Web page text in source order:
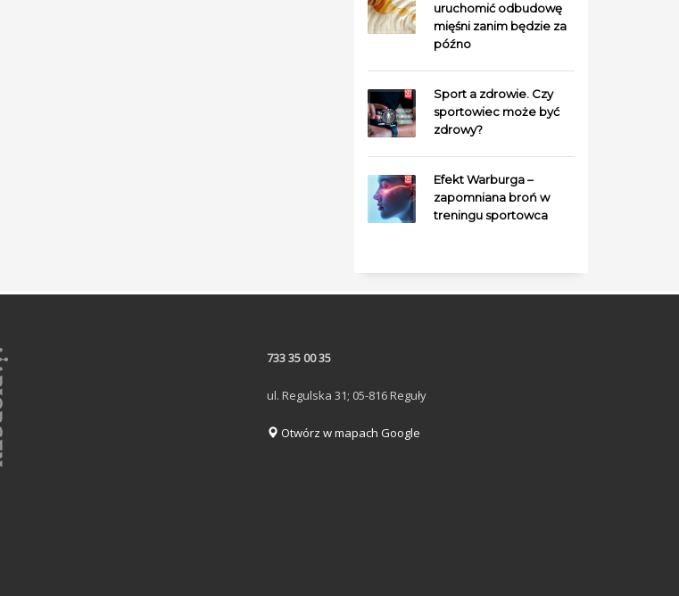
uruchomić odbudowę
mięśni zanim będzie za
późno
Sport a zdrowie. Czy
sportowiec może być
zdrowy?
Efekt Warburga –
zapomniana broń w
treningu sportowca
733 35 00 35
ul. Regulska 31; 05-816 Reguły
Otwórz w mapach Google